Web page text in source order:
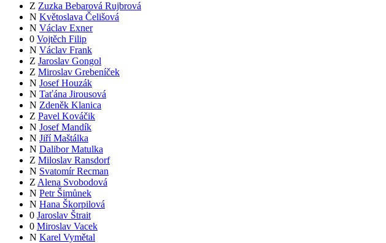
Z Zuzka Bebarová Rujbrová
N Květoslava Čelišová
N Václav Exner
0 Vojtěch Filip
N Václav Frank
Z Jaroslav Gongol
Z Miroslav Grebeníček
N Josef Houzák
N Taťána Jirousová
N Zdeněk Klanica
Z Pavel Kováčik
N Josef Mandík
N Jiří Maštálka
N Dalibor Matulka
Z Miloslav Ransdorf
N Svatomír Recman
Z Alena Svobodová
N Petr Šimůnek
N Hana Škorpilová
0 Jaroslav Štrait
0 Miroslav Vacek
N Karel Vymětal